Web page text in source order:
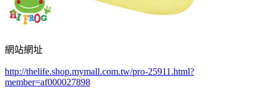
網站網址
http://thelife.shop.mymall.com.tw/pro-25911.html?
member=af000027898